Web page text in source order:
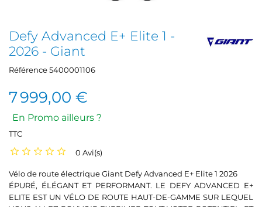
Defy Advanced E+ Elite 1 -
2026 - Giant
Référence5400001106
7 999,00 €
En Promo ailleurs ?
TTC
0 Avi(s)
Vélo de route électrique Giant Defy Advanced E+ Elite 1 2026
ÉPURÉ, ÉLÉGANT ET PERFORMANT. LE DEFY ADVANCED E+
ELITE EST UN VÉLO DE ROUTE HAUT-DE-GAMME SUR LEQUEL